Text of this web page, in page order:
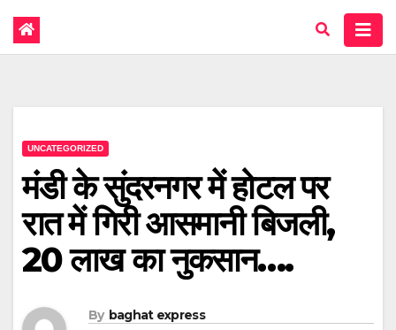
UNCATEGORIZED
मंडी के सुंदरनगर में होटल पर
रात में गिरी आसमानी बिजली,
20 लाख का नुकसान….
By baghat express